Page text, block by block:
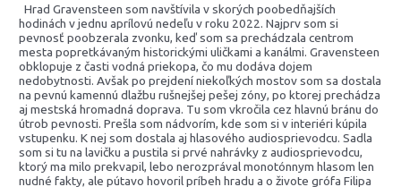
Hrad Gravensteen som navštívila v skorých poobedňajších
hodinách v jednu aprílovú nedeľu v roku 2022. Najprv som si
pevnosť poobzerala zvonku, keď som sa prechádzala centrom
mesta popretkávaným historickými uličkami a kanálmi. Gravensteen
obklopuje z časti vodná priekopa, čo mu dodáva dojem
nedobytnosti. Avšak po prejdení niekoľkých mostov som sa dostala
na pevnú kamennú dlažbu rušnejšej pešej zóny, po ktorej prechádza
aj mestská hromadná doprava. Tu som vkročila cez hlavnú bránu do
útrob pevnosti. Prešla som nádvorím, kde som si v interiéri kúpila
vstupenku. K nej som dostala aj hlasového audiosprievodcu. Sadla
som si tu na lavičku a pustila si prvé nahrávky z audiosprievodcu,
ktorý ma milo prekvapil, lebo nerozprával monotónnym hlasom len
nudné fakty, ale pútavo hovoril príbeh hradu a o živote grófa Filipa